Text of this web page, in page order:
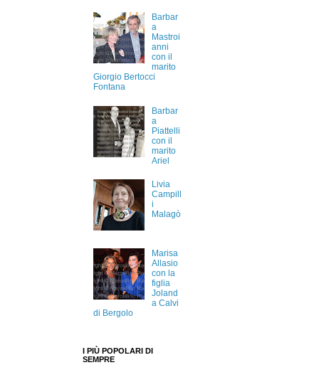
Barbar
a
Mastroi
anni
con il
marito
Giorgio Bertocci
Fontana
Barbar
a
Piattelli
con il
marito
Ariel
Livia
Campill
i
Malagò
Marisa
Allasio
con la
figlia
Joland
a Calvi
di Bergolo
I PIÙ POPOLARI DI
SEMPRE